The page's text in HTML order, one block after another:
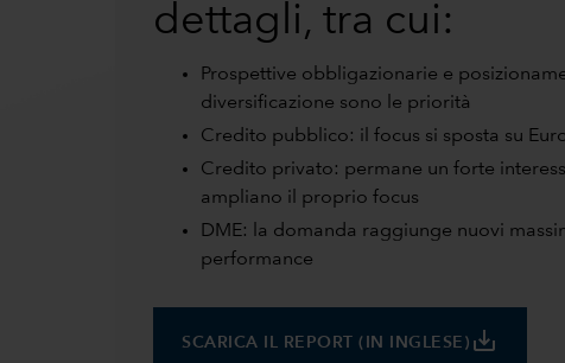
dettagli, tra cui:
Prospettive obbligazionarie e
diversificazione sono le priorità
Credito pubblico: il focus si sposta su
Credito privato: permane un forte
ampliano il proprio focus
DME: la domanda raggiunge nuovi
performance
SCARICA IL REPORT (IN INGLESE) save_alt